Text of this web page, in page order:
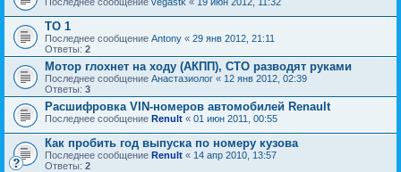
ТО 1
Последнее сообщение Antony « 29 янв 2012, 21:11
Ответы: 2
Мотор глохнет на ходу (АКПП), СТО разводят руками
Последнее сообщение Анастазиолог « 12 янв 2012, 02:39
Ответы: 3
Расшифровка VIN-номеров автомобилей Renault
Последнее сообщение Renult « 01 июн 2011, 00:55
Как пробить год выпуска по номеру кузова
Последнее сообщение Renult « 14 апр 2010, 13:57
Ответы: 2